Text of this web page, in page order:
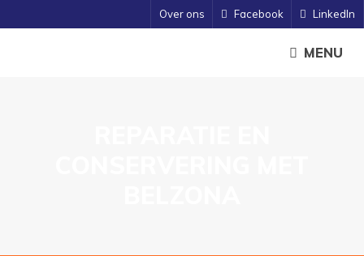
Over ons Facebook LinkedIn
MENU